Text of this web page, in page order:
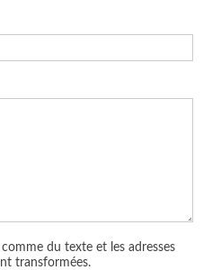
du texte et les adresses
transformées.